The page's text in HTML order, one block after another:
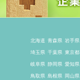
北海道 青森県 岩手県
埼玉県 千葉県 東京都
岐阜県 静岡県 愛知県
鳥取県 島根県 岡山県